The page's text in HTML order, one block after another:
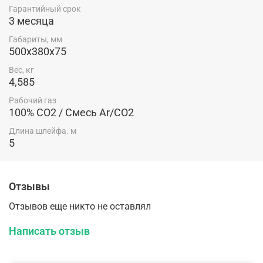
системы центральных соединительных разъемов
Комплектация:
Горелка сварочная — 1 шт.
Гарантийный срок
3 месяца
Габариты, мм
500х380х75
Вес, кг
4,585
Рабочий газ
100% CO2 / Смесь Ar/CO2
Длина шлейфа. м
5
Отзывы
Отзывов еще никто не оставлял
Написать отзыв